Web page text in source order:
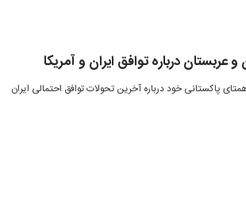
درباره توافق ایران و آمریکا
پاکستانی خود درباره آخرین تحولات توافق احتمالی ایران